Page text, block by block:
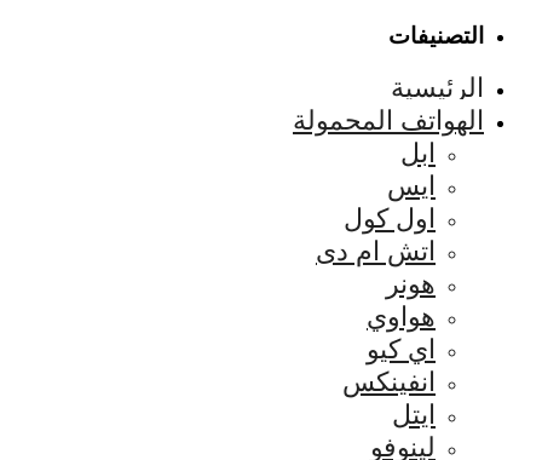
التصنيفات
الرئيسية
الهواتف المحمولة
ابل
ايس
اول كول
اتش ام دى
هونر
هواوي
اي كيو
انفينكس
ايتل
لينوفو